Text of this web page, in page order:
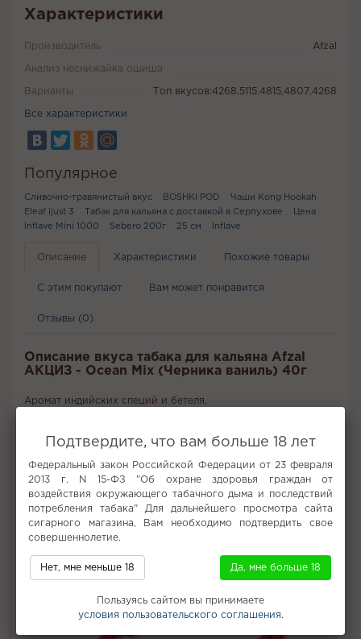
Характеристики
Производитель Afzal
Анализ неснижайка ошиша
Варианты Топ вкусов:4268,5115,4815,4807,4268
Все характеристики
Популярное
Сливочно-травянистый вкус BOSHKI POD
Чаши Kong Hookah
Eleaf Ijust 3
Табак для кальяна с доставкой в Серпухове
Цена
Inflave Mini 1000
Sebero 200г 25 см Inflave
Описание Характеристики Похожие товары
С этим покупают Вам может понравится
Отзывы (0)
Описание вкуса табака для кальяна Afzal
АКЦИЗ - Ocean Mix (Черника ваниль) 40г
Аромат индийских специй и бетеля.
Все вкусы табака для кальяна Afzal
Не забудьте купить
Подтвердите, что вам больше 18 лет
Федеральный закон Российской Федерации от 23 февраля
2013 г. N 15-ФЗ "Об охране здоровья граждан от
воздействия окружающего табачного дыма и последствий
потребления табака" Для дальнейшего просмотра сайта
сигарного магазина, Вам необходимо подтвердить свое
совершеннолетие.
Нет, мне меньше 18 Да, мне больше 18
Пользуясь сайтом вы принимаете
условия пользовательского соглашения.